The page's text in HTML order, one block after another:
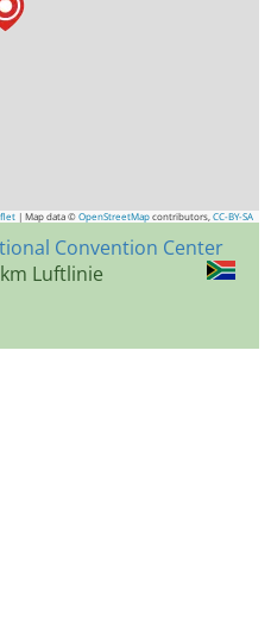
| Map data © OpenStreetMap contributors, CC-BY-SA
Convention Center
Luftlinie